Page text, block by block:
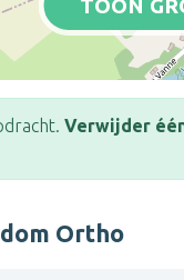
TOON
Verwijder
Ortho